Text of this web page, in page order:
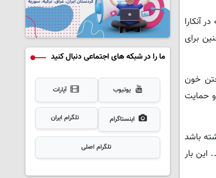
آنکارا
برای
خون
حمایت
باشد
این بار
ما را در شبکه های اجتماعی دنبال کنید
یوتیوب آپارات
اینستاگرام تلگرام ایران
تلگرام اصلی